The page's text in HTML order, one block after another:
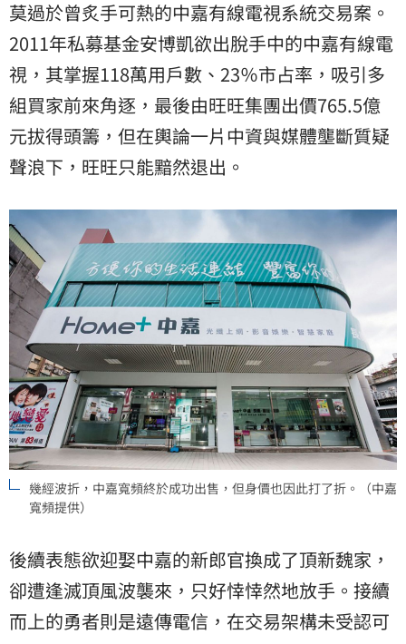
莫過於曾炙手可熱的中嘉有線電視系統交易案。
2011年私募基金安博凱欲出脫手中的中嘉有線電
視，其掌握118萬用戶數、23％市占率，吸引多
組買家前來角逐，最後由旺旺集團出價765.5億
元拔得頭籌，但在輿論一片中資與媒體壟斷質疑
聲浪下，旺旺只能黯然退出。
幾經波折，中嘉寬頻終於成功出售，但身價也因此打了折。（中嘉
寬頻提供）
後續表態欲迎娶中嘉的新郎官換成了頂新魏家，
卻遭逢滅頂風波襲來，只好悻悻然地放手。接續
而上的勇者則是遠傳電信，在交易架構未受認可